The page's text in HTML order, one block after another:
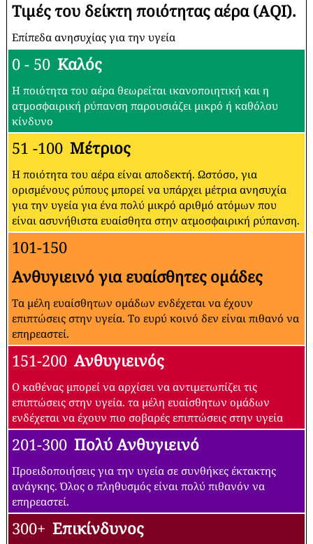
Τιμές του δείκτη ποιότητας αέρα (AQI).
Επίπεδα ανησυχίας για την υγεία
0 - 50 Καλός
Η ποιότητα του αέρα θεωρείται ικανοποιητική και η
ατμοσφαιρική ρύπανση παρουσιάζει μικρό ή καθόλου
κίνδυνο
51 -100 Μέτριος
Η ποιότητα του αέρα είναι αποδεκτή. Ωστόσο, για
ορισμένους ρύπους μπορεί να υπάρχει μέτρια ανησυχία
για την υγεία για ένα πολύ μικρό αριθμό ατόμων που
είναι ασυνήθιστα ευαίσθητα στην ατμοσφαιρική ρύπανση.
101-150
Ανθυγιεινό για ευαίσθητες ομάδες
Τα μέλη ευαίσθητων ομάδων ενδέχεται να έχουν
επιπτώσεις στην υγεία. Το ευρύ κοινό δεν είναι πιθανό να
επηρεαστεί.
151-200 Ανθυγιεινός
Ο καθένας μπορεί να αρχίσει να αντιμετωπίζει τις
επιπτώσεις στην υγεία. τα μέλη ευαίσθητων ομάδων
ενδέχεται να έχουν πιο σοβαρές επιπτώσεις στην υγεία
201-300 Πολύ Ανθυγιεινό
Προειδοποιήσεις για την υγεία σε συνθήκες έκτακτης
ανάγκης. Όλος ο πληθυσμός είναι πολύ πιθανόν να
επηρεαστεί.
300+ Επικίνδυνος